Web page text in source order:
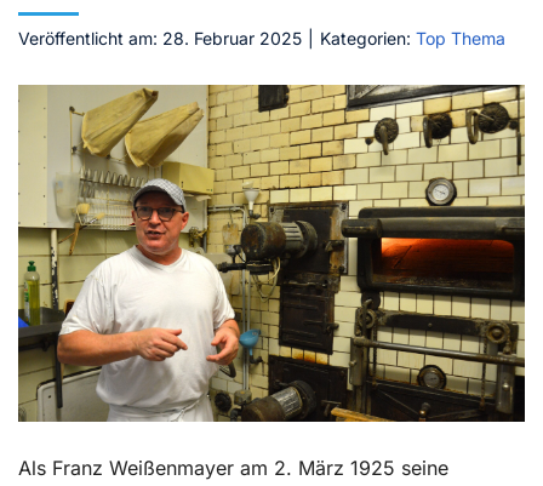
Jetzt abonnieren
Veröffentlicht am: 28. Februar 2025 Kategorien: Top Thema
Als Franz Weißenmayer am 2. März 1925 seine